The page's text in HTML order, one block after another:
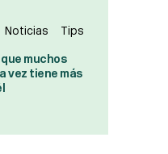
Noticias Tips
muchos
vez tiene más